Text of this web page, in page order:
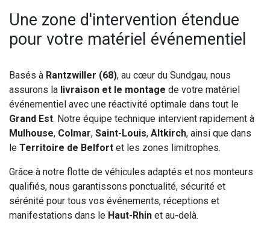
Une zone d'intervention étendue
pour votre matériel événementiel
Basés à Rantzwiller (68), au cœur du Sundgau, nous
assurons la livraison et le montage de votre matériel
événementiel avec une réactivité optimale dans tout le
Grand Est. Notre équipe technique intervient rapidement à
Mulhouse, Colmar, Saint-Louis, Altkirch, ainsi que dans
le Territoire de Belfort et les zones limitrophes.
Grâce à notre flotte de véhicules adaptés et nos monteurs
qualifiés, nous garantissons ponctualité, sécurité et
sérénité pour tous vos événements, réceptions et
manifestations dans le Haut-Rhin et au-delà.